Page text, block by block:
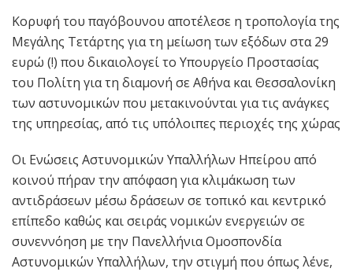
Κορυφή του παγόβουνου αποτέλεσε η τροπολογία της
Μεγάλης Τετάρτης για τη μείωση των εξόδων στα 29
ευρώ (!) που δικαιολογεί το Υπουργείο Προστασίας
του Πολίτη για τη διαμονή σε Αθήνα και Θεσσαλονίκη
των αστυνομικών που μετακινούνται για τις ανάγκες
της υπηρεσίας, από τις υπόλοιπες περιοχές της χώρας
Οι Ενώσεις Αστυνομικών Υπαλλήλων Ηπείρου από
κοινού πήραν την απόφαση για κλιμάκωση των
αντιδράσεων μέσω δράσεων σε τοπικό και κεντρικό
επίπεδο καθώς και σειράς νομικών ενεργειών σε
συνεννόηση με την Πανελλήνια Ομοσπονδία
Αστυνομικών Υπαλλήλων, την στιγμή που όπως λένε,